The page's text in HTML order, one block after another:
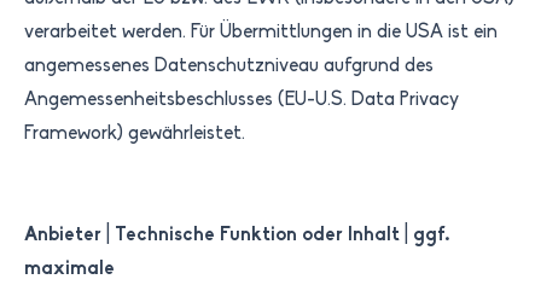
verarbeitet werden. Für Übermittlungen in die USA ist ein
angemessenes Datenschutzniveau aufgrund des
Angemessenheitsbeschlusses (EU-U.S. Data Privacy
Framework) gewährleistet.
Anbieter Technische Funktion oder Inhalt
ggf.
maximale